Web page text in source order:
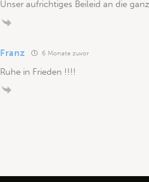
Unser aufrichtiges Beileid an die
Franz 6 Monate zuvor
Ruhe in Frieden !!!!